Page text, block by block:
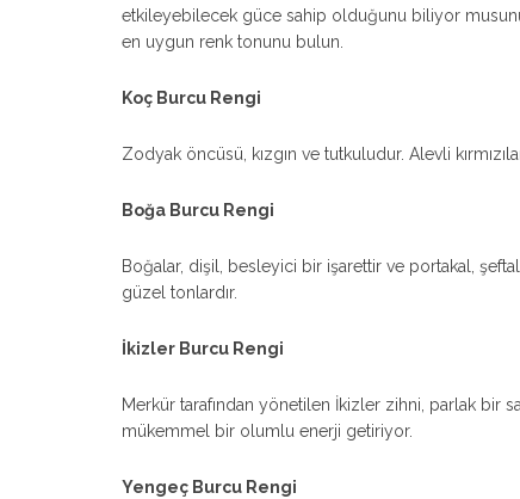
etkileyebilecek güce sahip olduğunu biliyor
en uygun renk tonunu bulun.
Koç Burcu Rengi
Zodyak öncüsü, kızgın ve tutkuludur. Alevli
Boğa Burcu Rengi
Boğalar, dişil, besleyici bir işarettir ve portakal,
güzel tonlardır.
İkizler Burcu Rengi
Merkür tarafından yönetilen İkizler zihni, parlak bir
mükemmel bir olumlu enerji getiriyor.
Yengeç Burcu Rengi